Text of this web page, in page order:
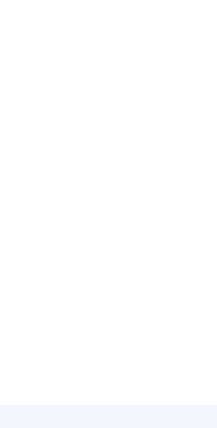
le presse-papier